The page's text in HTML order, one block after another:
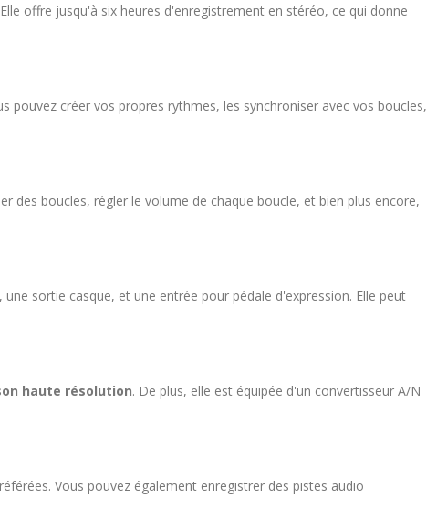
offre jusqu'à six heures d'enregistrement en stéréo, ce qui donne
créer vos propres rythmes, les synchroniser avec vos boucles,
des boucles, régler le volume de chaque boucle, et bien plus encore,
sortie casque, et une entrée pour pédale d'expression. Elle peut
haute résolution. De plus, elle est équipée d'un convertisseur A/N
Vous pouvez également enregistrer des pistes audio